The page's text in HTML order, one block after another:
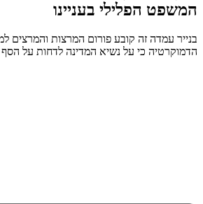
המשפט הפלילי בעניינו
בנייר עמדה זה קובע פורום המרצות והמרצים
הדמוקרטיה כי על נשיא המדינה לדחות על